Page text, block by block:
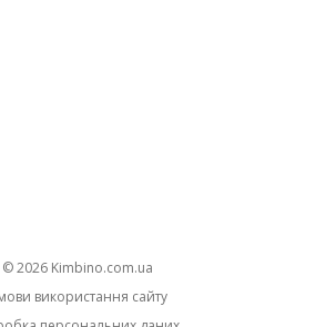
© 2026
kimbino.com.ua
використання сайту